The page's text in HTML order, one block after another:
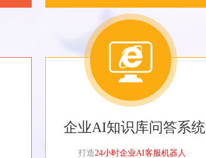
企业AI知识库问答系统
打造24小时企业AI客服机器人